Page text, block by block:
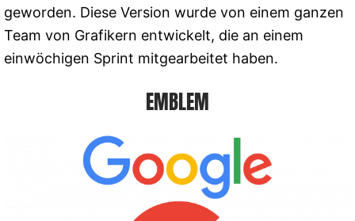
geworden. Diese Version wurde von einem ganzen
Team von Grafikern entwickelt, die an einem
einwöchigen Sprint mitgearbeitet haben.
EMBLEM